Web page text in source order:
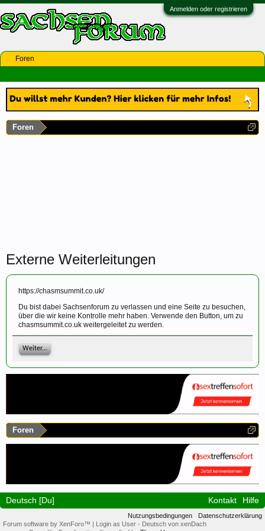
Anmelden oder registrieren
Foren
Externe Weiterleitungen
https://chasmsummit.co.uk/
Du bist dabei Sachsenforum zu verlassen und eine Seite zu besuchen,
über die wir keine Kontrolle mehr haben. Verwende den Button, um zu
chasmsummit.co.uk weitergeleitet zu werden.
Weiter...
Foren
Foren
Deutsch [Du] Kontakt Hilfe
Nutzungsbedingungen
Datenschutzerklärung
Forum software by XenForo™ | Login as User - Deutsch von xenDach